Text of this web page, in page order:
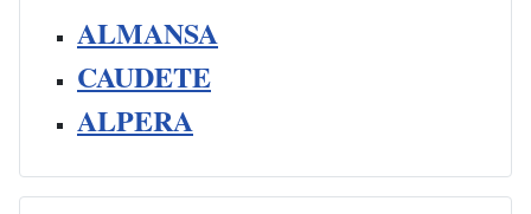
ALMANSA
CAUDETE
ALPERA